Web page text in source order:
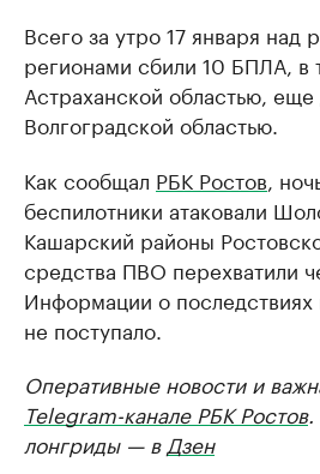
Всего за утро 17 января над
регионами сбили 10 БПЛА, в
Астраханской областью,
Волгоградской областью.
Как сообщал РБК Ростов ,
беспилотники атаковали
Кашарский районы
средства ПВО перехватили
Информации о последствиях
не поступало.
Оперативные новости и
Telegram-канале РБК Ростов.
лонгриды — в Дзен